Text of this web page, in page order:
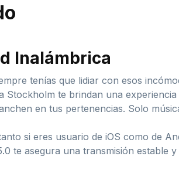
Inalámbrica
tenías que lidiar con esos
Stockholm te brindan una
en tus pertenencias. Solo
si eres usuario de iOS como de
te asegura una transmisión